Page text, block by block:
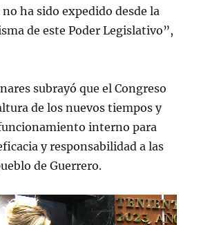
ha sido expedido desde la
de este Poder Legislativo”,
subrayó que el Congreso
de los nuevos tiempos y
interno para
y responsabilidad a las
de Guerrero.